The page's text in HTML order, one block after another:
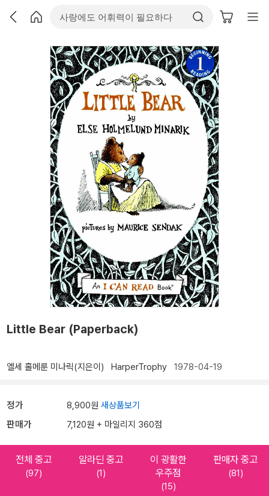
Little Bear (Paperback)
엘세 홀메룬 미나릭(지은이) HarperTrophy 1978-04-19
정가 8,900원 새상품보기
판매가 7,120원 + 마일리지 360점
전체 중고
(97)
알라딘 중고
(1)
이 광활한
우주점
(15)
판매자 중고
(81)